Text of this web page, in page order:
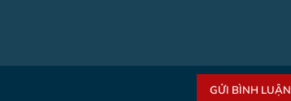
GỬI BÌNH LUẬN